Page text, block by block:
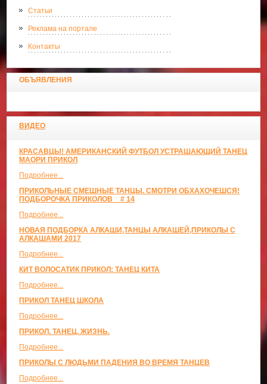
Статьи
Реклама на портале
Контакты
ОБЪЯВЛЕНИЯ
ВИДЕО
КРАСАВЦЫ! АМЕРИКАНСКИЙ ФУТБОЛ УСТРАШАЮЩИЙ ТАНЕЦ
МАОРИ ПРИКОЛ
Подробнее...
ПРИКОЛЬНЫЕ СМЕШНЫЕ ТАНЦЫ. СМОТРИ ОБХАХОЧЕШСЯ!
ПОДБОРОЧКА ПРИКОЛОВ _ # 14
Подробнее...
НОВАЯ ПОДБОРКА АЛКАШИ,ТАНЦЫ АЛКАШЕЙ,ПРИКОЛЫ С
АЛКАШАМИ 2017
Подробнее...
КИТ ВОЛОСАТИК ПРИКОЛ: ТАНЕЦ КИТА
Подробнее...
ПРИКОЛ ТАНЕЦ ШКОЛА
Подробнее...
ПРИКОЛ. ТАНЕЦ. ЖИЗНЬ.
Подробнее...
ПРИКОЛЫ С ЛЮДЬМИ ПАДЕНИЯ ВО ВРЕМЯ ТАНЦЕВ
Подробнее...